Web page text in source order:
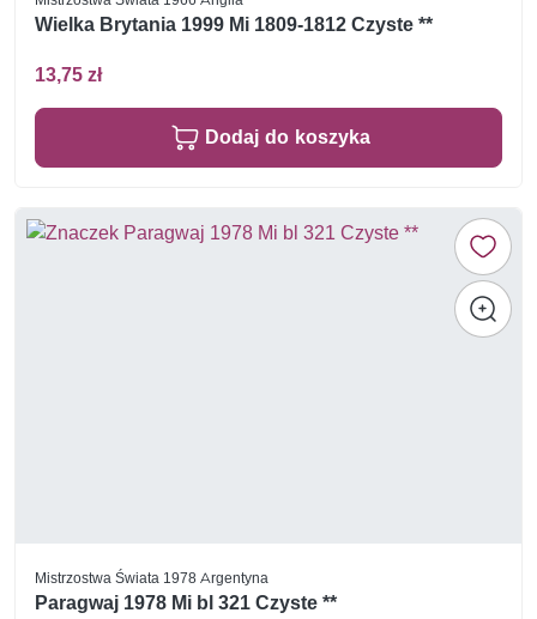
Wielka Brytania 1999 Mi 1809-1812 Czyste **
13,75 zł
Dodaj do koszyka
Mistrzostwa Świata 1978 Argentyna
Paragwaj 1978 Mi bl 321 Czyste **